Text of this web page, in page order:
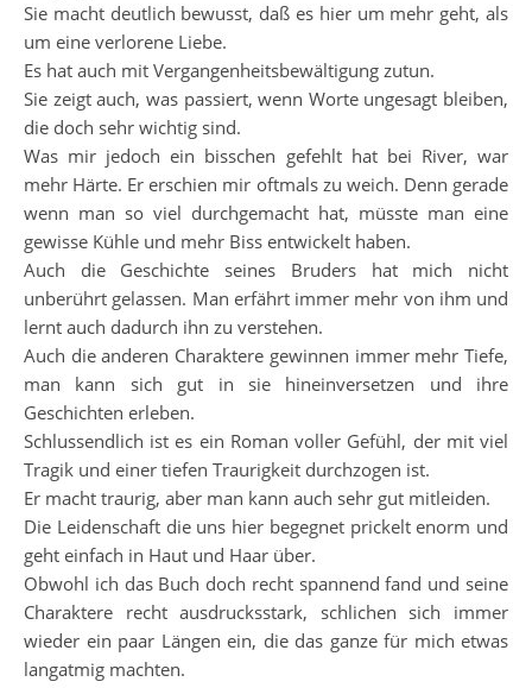
Sie macht deutlich bewusst, daß es hier um mehr geht, als
um eine verlorene Liebe.
Es hat auch mit Vergangenheitsbewältigung zutun.
Sie zeigt auch, was passiert, wenn Worte ungesagt bleiben,
die doch sehr wichtig sind.
Was mir jedoch ein bisschen gefehlt hat bei River, war
mehr Härte. Er erschien mir oftmals zu weich. Denn gerade
wenn man so viel durchgemacht hat, müsste man eine
gewisse Kühle und mehr Biss entwickelt haben.
Auch die Geschichte seines Bruders hat mich nicht
unberührt gelassen. Man erfährt immer mehr von ihm und
lernt auch dadurch ihn zu verstehen.
Auch die anderen Charaktere gewinnen immer mehr Tiefe,
man kann sich gut in sie hineinversetzen und ihre
Geschichten erleben.
Schlussendlich ist es ein Roman voller Gefühl, der mit viel
Tragik und einer tiefen Traurigkeit durchzogen ist.
Er macht traurig, aber man kann auch sehr gut mitleiden.
Die Leidenschaft die uns hier begegnet prickelt enorm und
geht einfach in Haut und Haar über.
Obwohl ich das Buch doch recht spannend fand und seine
Charaktere recht ausdrucksstark, schlichen sich immer
wieder ein paar Längen ein, die das ganze für mich etwas
langatmig machten.